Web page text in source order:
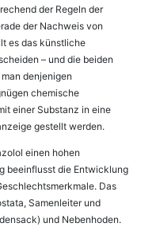
der Regeln der
der Nachweis von
es das künstliche
– und die beiden
denjenigen
chemische
einer Substanz in eine
gestellt werden.
einen hohen
beeinflusst die Entwicklung
Das
Samenleiter und
und Nebenhoden.